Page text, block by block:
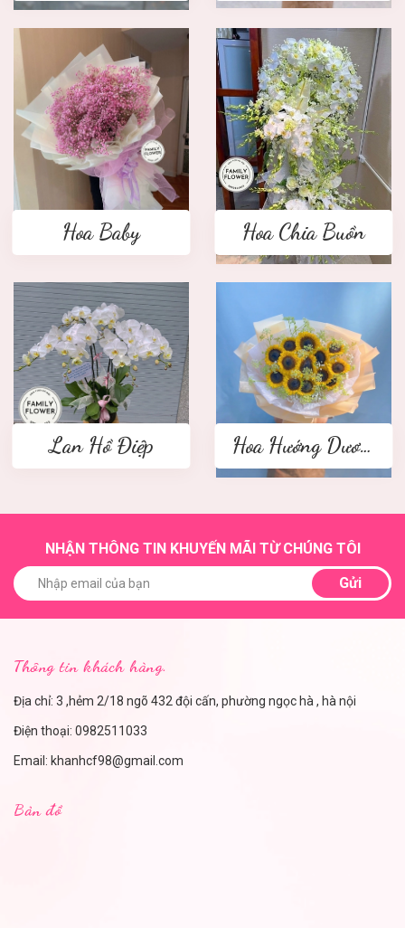
Hoa Baby Hoa Chia Buồn
Lan Hồ Điệp Hoa Hướng Dương
NHẬN THÔNG TIN KHUYẾN MÃI TỪ CHÚNG TÔI
Gửi
Thông tin khách hàng.
Địa chỉ: 3 ,hẻm 2/18 ngõ 432 đội cấn, phường ngọc hà , hà nội
Điện thoại: 0982511033
Email: khanhcf98@gmail.com
Bản đồ